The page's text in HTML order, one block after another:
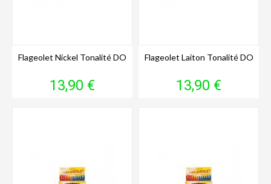
Flageolet Nickel Tonalité DO
Prix
13,90 €
Flageolet Laiton Tonalité DO
Prix
13,90 €